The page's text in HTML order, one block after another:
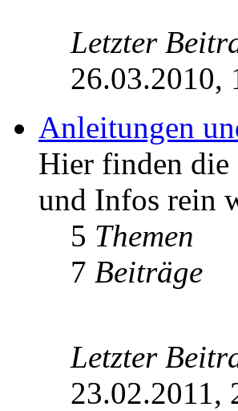
Letzter
26.03.2010,
Anleitungen
Hier finden die
und Infos rein
5 Themen
7 Beiträge
Letzter
23.02.2011,